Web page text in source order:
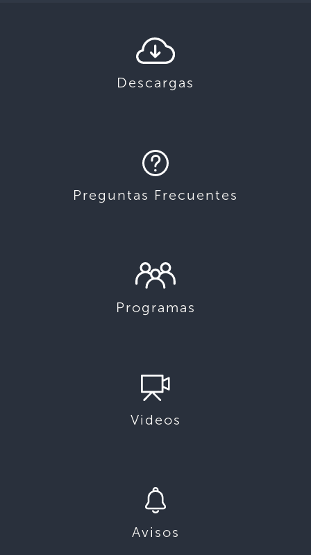
Descargas
Preguntas Frecuentes
Programas
Videos
Avisos